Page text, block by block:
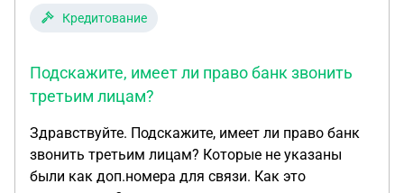
Кредитование
Подскажите, имеет ли право банк звонить
третьим лицам?
Здравствуйте. Подскажите, имеет ли право банк
звонить третьим лицам? Которые не указаны
были как доп.номера для связи. Как это